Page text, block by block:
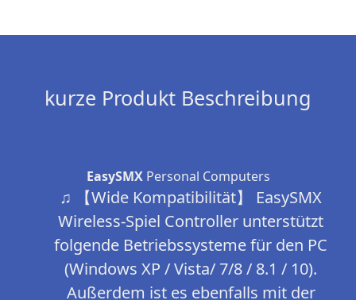
kurze Produkt Beschreibung
EasySMXPersonal Computers
♫ 【Wide Kompatibilität】 EasySMX
Wireless-Spiel Controller unterstützt
folgende Betriebssysteme für den PC
(Windows XP / Vista/ 7/8 / 8.1 / 10).
Außerdem ist es ebenfalls mit der